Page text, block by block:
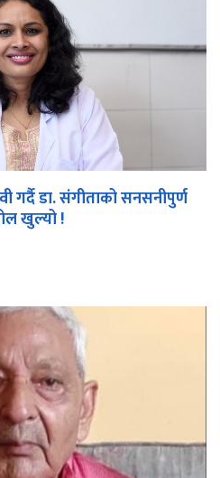
गर्दै डा. संगीताको सनसनीपुर्ण
खुल्यो !